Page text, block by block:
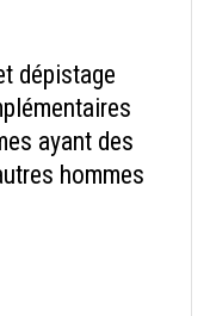
dépistage
ayant des
hommes